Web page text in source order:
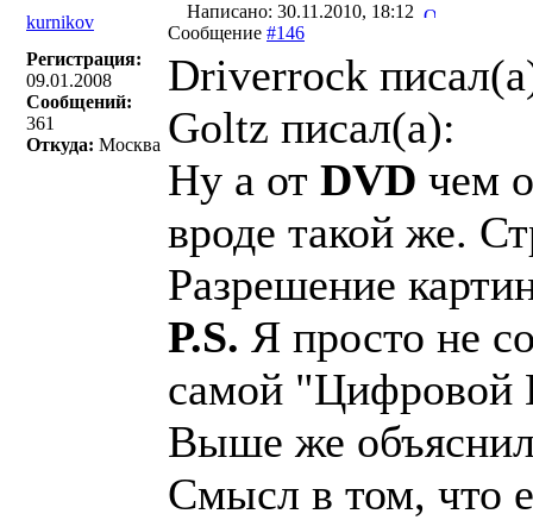
kurnikov
Написано: 30.11.2010, 18:12
Сообщение #146
Регистрация:
09.01.2008
Сообщений:
361
Откуда: Москва
Driverrock
Goltz писал(a):
Ну а от DVD чем
вроде такой же.
Разрешение
P.S. Я просто не
самой "Цифровой
Выше же
Смысл в том, что